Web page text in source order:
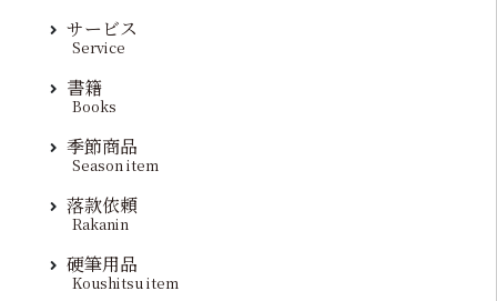
サービス
Service
書籍
Books
季節商品
Season item
落款依頼
Rakanin
硬筆用品
Koushitsu item